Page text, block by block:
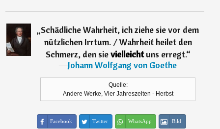
„Schädliche Wahrheit, ich ziehe sie vor dem
nützlichen Irrtum. / Wahrheit heilet den
Schmerz, den sievielleichtuns erregt.“
―Johann Wolfgang von Goethe
Quelle:
Andere Werke, Vier Jahreszeiten - Herbst
Facebook Twitter WhatsApp Bild